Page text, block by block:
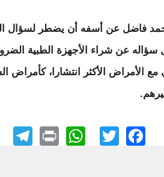
فاضل عن أسفه أن يضطر لسؤال
سؤاله عن شراء الأجهزة الطبية
مع الأمراض الأكثر انتشارا،
Facebook
Twitter
Print